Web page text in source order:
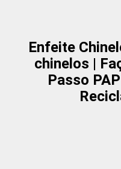
Enfeite
chinelos |
Passo